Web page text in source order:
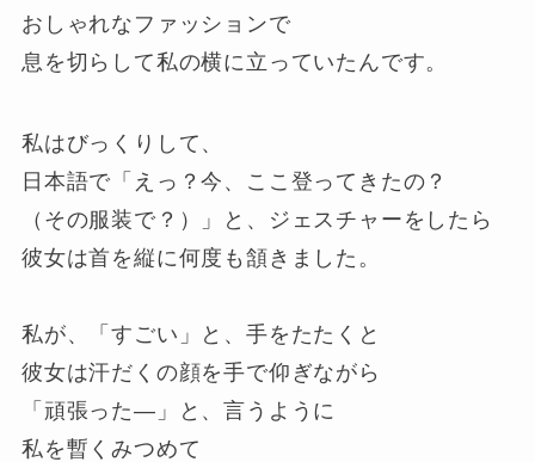
おしゃれなファッションで
息を切らして私の横に立っていたんです。
私はびっくりして、
日本語で「えっ？今、ここ登ってきたの？
（その服装で？）」と、ジェスチャーをしたら
彼女は首を縦に何度も頷きました。
私が、「すごい」と、手をたたくと
彼女は汗だくの顔を手で仰ぎながら
「頑張った―」と、言うように
私を暫くみつめて